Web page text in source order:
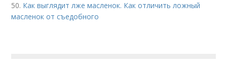
50. Как выглядит лже масленок. Как отличить ложный
масленок от съедобного